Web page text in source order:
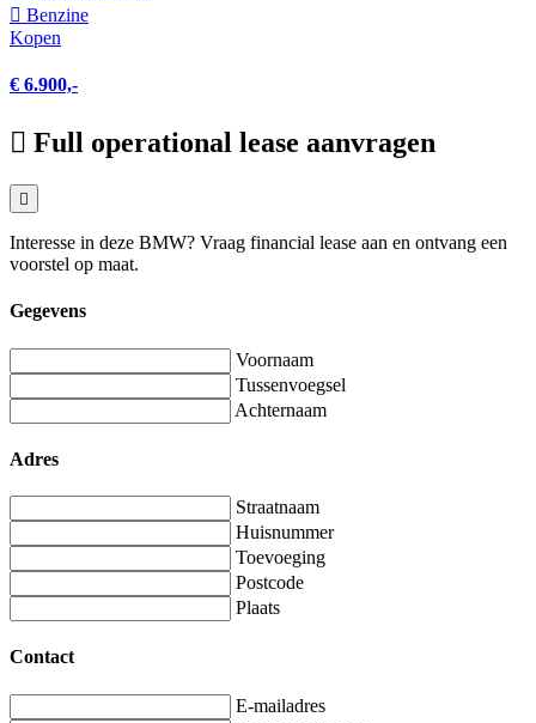
Benzine
Kopen
€ 6.900,-
Full operational lease aanvragen
Interesse in deze BMW? Vraag financial lease aan en ontvang een
voorstel op maat.
Gegevens
Voornaam
Tussenvoegsel
Achternaam
Adres
Straatnaam
Huisnummer
Toevoeging
Postcode
Plaats
Contact
E-mailadres